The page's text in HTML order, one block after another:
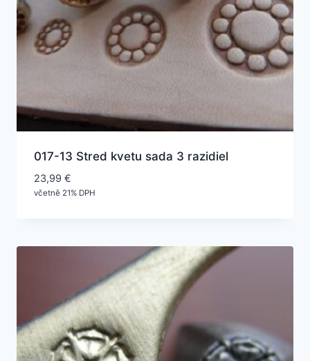
017-13 Stred kvetu sada 3 razidiel
23,99 €
včetně 21% DPH